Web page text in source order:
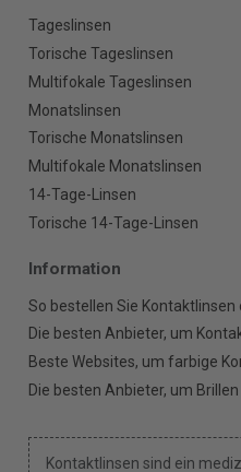
Tageslinsen
Torische Tageslinsen
Multifokale Tageslinsen
Monatslinsen
Torische Monatslinsen
Multifokale Monatslinsen
14-Tage-Linsen
Torische 14-Tage-Linsen
Information
So bestellen Sie Kontaktlinsen
Die besten Anbieter, um
Beste Websites, um farbige
Die besten Anbieter, um
Kontaktlinsen sind ein